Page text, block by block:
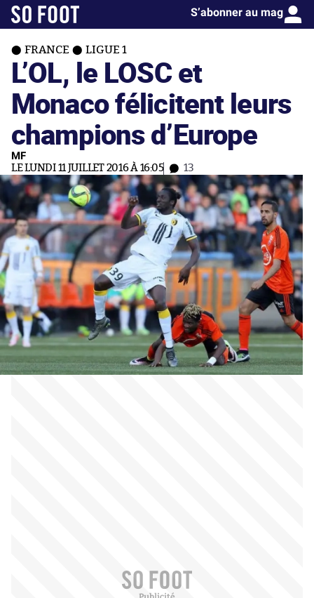
S’abonner au mag
FRANCE LIGUE 1
L’OL, le LOSC et
Monaco félicitent leurs
champions d’Europe
MF
LE LUNDI 11 JUILLET 2016 À 16:05 13